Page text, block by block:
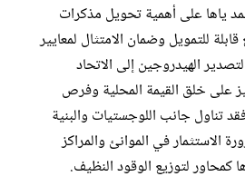
ياها على أهمية تحويل مذكرات
للتمويل وضمان الامتثال لمعايير
الهيدروجين إلى الاتحاد
على خلق القيمة المحلية وفرص
تناول جانب اللوجستيات والبنية
الاستثمار في الموانئ والمراكز
كمحاور لتوزيع الوقود النظيف.